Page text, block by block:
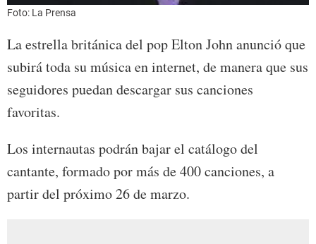
Foto: La Prensa
La estrella británica del pop Elton John anunció que
subirá toda su música en internet, de manera que sus
seguidores puedan descargar sus canciones
favoritas.
Los internautas podrán bajar el catálogo del
cantante, formado por más de 400 canciones, a
partir del próximo 26 de marzo.